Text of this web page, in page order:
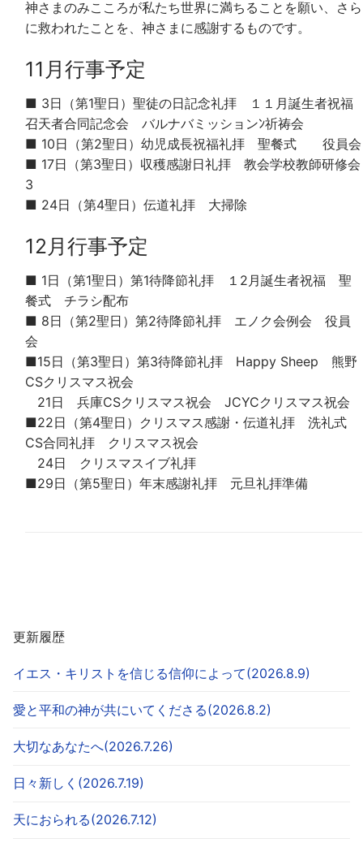
神さまのみこころが私たち世界に満ちることを願い、さら
に救われたことを、神さまに感謝するものです。
11月行事予定
■ 3日（第1聖日）聖徒の日記念礼拝 １１月誕生者祝福
召天者合同記念会 バルナバミッションﾝ祈祷会
■ 10日（第2聖日）幼児成長祝福礼拝 聖餐式 役員会
■ 17日（第3聖日）収穫感謝日礼拝 教会学校教師研修会
3
■ 24日（第4聖日）伝道礼拝 大掃除
12月行事予定
■ 1日（第1聖日）第1待降節礼拝 １2月誕生者祝福 聖
餐式 チラシ配布
■ 8日（第2聖日）第2待降節礼拝 エノク会例会 役員
会
■15日（第3聖日）第3待降節礼拝 Happy Sheep 熊野
CSクリスマス祝会
21日 兵庫CSクリスマス祝会 JCYCクリスマス祝会
■22日（第4聖日）クリスマス感謝・伝道礼拝 洗礼式
CS合同礼拝 クリスマス祝会
24日 クリスマスイブ礼拝
■29日（第5聖日）年末感謝礼拝 元旦礼拝準備
更新履歴
イエス・キリストを信じる信仰によって(2026.8.9)
愛と平和の神が共にいてくださる(2026.8.2)
大切なあなたへ(2026.7.26)
日々新しく(2026.7.19)
天におられる(2026.7.12)